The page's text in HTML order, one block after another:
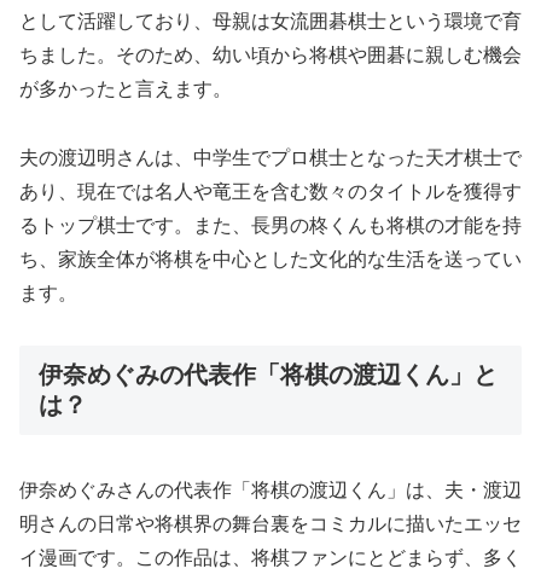
として活躍しており、母親は女流囲碁棋士という環境で育
ちました。そのため、幼い頃から将棋や囲碁に親しむ機会
が多かったと言えます。
夫の渡辺明さんは、中学生でプロ棋士となった天才棋士で
あり、現在では名人や竜王を含む数々のタイトルを獲得す
るトップ棋士です。また、長男の柊くんも将棋の才能を持
ち、家族全体が将棋を中心とした文化的な生活を送ってい
ます。
伊奈めぐみの代表作「将棋の渡辺くん」と
は？
伊奈めぐみさんの代表作「将棋の渡辺くん」は、夫・渡辺
明さんの日常や将棋界の舞台裏をコミカルに描いたエッセ
イ漫画です。この作品は、将棋ファンにとどまらず、多く